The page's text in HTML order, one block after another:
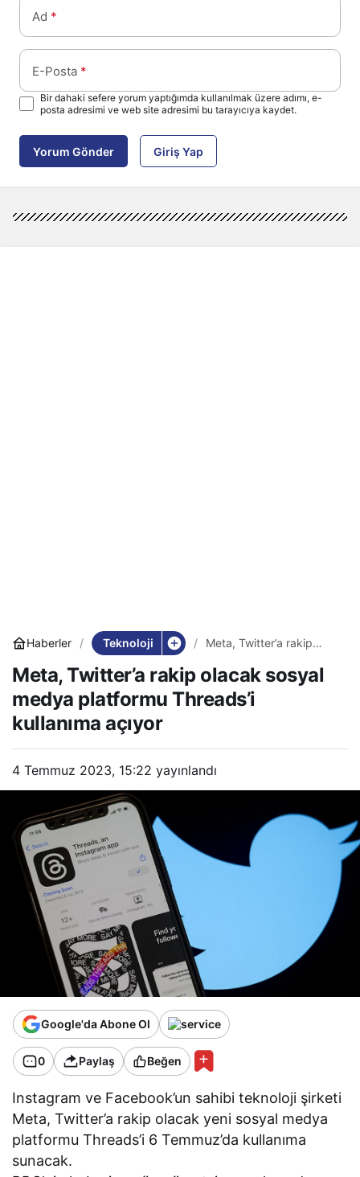
Ad *
E-Posta *
Bir dahaki sefere yorum yaptığımda kullanılmak üzere adımı, e-
posta adresimi ve web site adresimi bu tarayıcıya kaydet.
Yorum Gönder Giriş Yap
Haberler Teknoloji
Meta, Twitter’a rakip
platformu Threads’i
kullanıma açıyor
Meta, Twitter’a rakip olacak sosyal
medya platformu Threads’i
kullanıma açıyor
4 Temmuz 2023, 15:22 yayınlandı
Google'da Abone Ol
0 Paylaş Beğen
Instagram ve Facebook’un sahibi teknoloji şirketi
Meta, Twitter’a rakip olacak yeni sosyal medya
platformu Threads’i 6 Temmuz’da kullanıma
sunacak.